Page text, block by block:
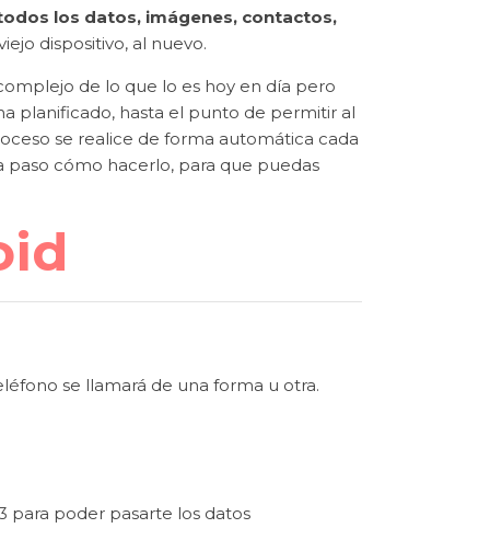
los datos, imágenes, contactos,
dispositivo, al nuevo.
de lo que lo es hoy en día pero
planificado, hasta el punto de permitir al
se realice de forma automática cada
paso cómo hacerlo, para que puedas
se llamará de una forma u otra.
para poder pasarte los datos